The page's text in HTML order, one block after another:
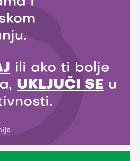
ili ako ti bolje
UKLJUČI SE u